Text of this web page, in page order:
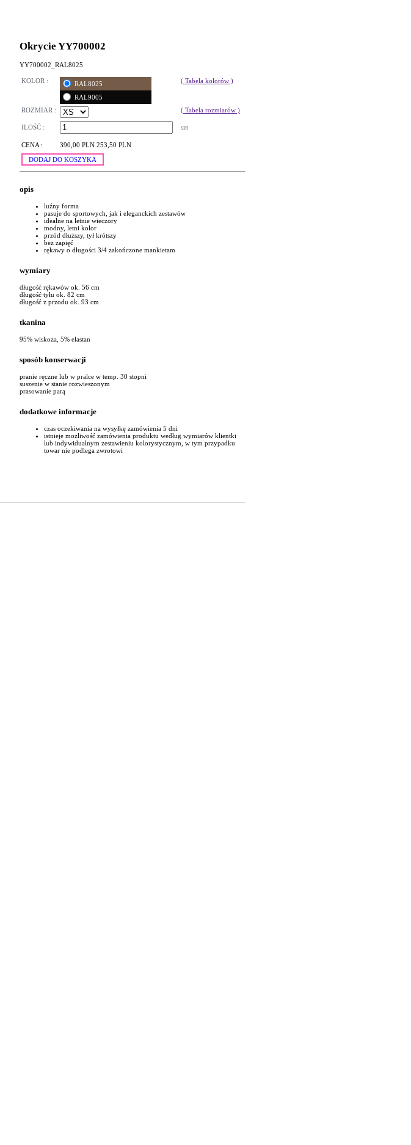
Okrycie YY700002
YY700002_RAL8025
KOLOR :
RAL8025
RAL9005
( Tabela kolorów )
ROZMIAR : ( Tabela rozmiarów )
ILOŚĆ : szt
CENA : 390,00 PLN 253,50 PLN
DODAJ DO KOSZYKA
opis
luźny forma
pasuje do sportowych, jak i eleganckich zestawów
idealne na letnie wieczory
modny, letni kolor
przód dłuższy, tył krótszy
bez zapięć
rękawy o długości 3/4 zakończone mankietam
wymiary
długość rękawów ok. 56 cm
długość tyłu ok. 82 cm
długość z przodu ok. 93 cm
tkanina
95% wiskoza, 5% elastan
sposób konserwacji
pranie ręczne lub w pralce w temp. 30 stopni
suszenie w stanie rozwieszonym
prasowanie parą
dodatkowe informacje
czas oczekiwania na wysyłkę zamówienia 5 dni
istnieje możliwość zamówienia produktu według wymiarów klientki
lub indywidualnym zestawieniu kolorystycznym, w tym przypadku
towar nie podlega zwrotowi